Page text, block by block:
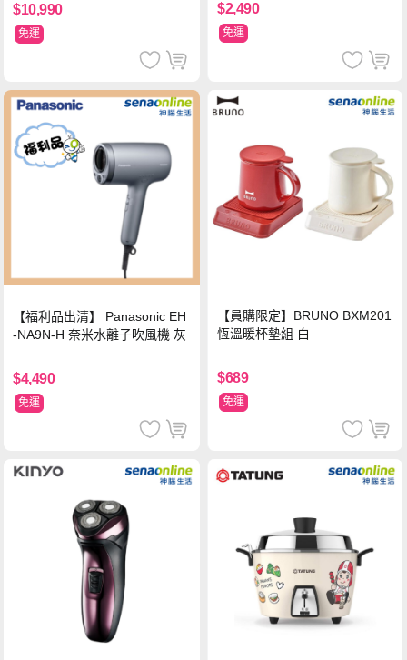
$10,990
免運
$2,490
免運
【福利品出清】 Panasonic EH
-NA9N-H 奈米水離子吹風機 灰
$4,490
免運
【員購限定】BRUNO BXM201
恆溫暖杯墊組 白
$689
免運